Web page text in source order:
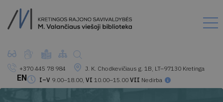
+370 445 78 984
J. K. Chodkevičiaus g. 1B, LT–97130 Kretinga
I–V 9.00–18.00, VI 10.00–15.00 VII Nedirba
EN